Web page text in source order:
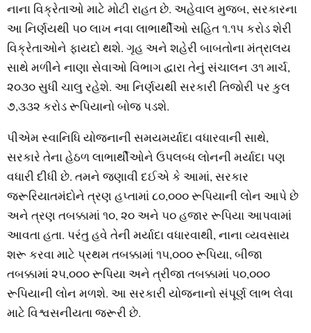
નાના વિક્રેતાઓ માટે મોટી રાહત છે. અહેવાલ મુજબ, સરકારના
આ નિર્ણયથી ૫૦ લાખ નવા લાભાર્થીઓ સહિત ૧.૧૫ કરોડ શેરી
વિક્રેતાઓને ફાયદો થશે. ગૃહ અને શહેરી બાબતોના મંત્રાલય
સાથે મળીને નાણા સેવાઓ વિભાગ દ્વારા તેનું સંચાલન ૩૧ માર્ચ,
૨૦૩૦ સુધી ચાલુ રહેશે. આ નિર્ણયથી સરકારી તિજોરી પર કુલ
૭,૩૩૨ કરોડ રૂપિયાનો બોજ પડશે.
પીએમ સ્‍વાનિધિ યોજનાની સમયમર્યાદા વધારવાની સાથે,
સરકારે તેના હેઠળ લાભાર્થીઓને ઉપલબ્‍ધ લોનની મર્યાદા પણ
વધારી દીધી છે. તમને જણાવી દઈએ કે આમાં, સરકાર
જરૂરિયાતમંદોને ત્રણ હપ્તામાં ૮૦,૦૦૦ રૂપિયાની લોન આપે છે
અને ત્રણ તબક્કામાં ૧૦, ૨૦ અને ૫૦ હજાર રૂપિયા આપવામાં
આવતા હતા. પરંતુ હવે તેની મર્યાદા વધારવાથી, નાના વ્‍યવસાય
શરૂ કરવા માટે પ્રથમ તબક્કામાં ૧૫,૦૦૦ રૂપિયા, બીજા
તબક્કામાં ૨૫,૦૦૦ રૂપિયા અને ત્રીજા તબક્કામાં ૫૦,૦૦૦
રૂપિયાની લોન મળશે. આ સરકારી યોજનાનો સંપૂર્ણ લાભ લેવા
માટે વિશ્વસનીયતા જરૂરી છે.